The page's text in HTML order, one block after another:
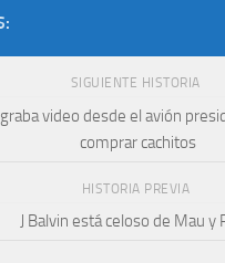
SIGUIENTE HISTORIA
video desde el avión
comprar cachitos
HISTORIA PREVIA
J Balvin está celoso de Mau y